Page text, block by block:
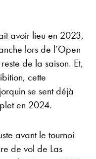
avoir lieu en 2023,
lors de l’Open
de la saison. Et,
cette
se sent déjà
en 2024.
avant le tournoi
de vol de Las